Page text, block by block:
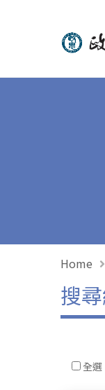
政
Home
搜
全選